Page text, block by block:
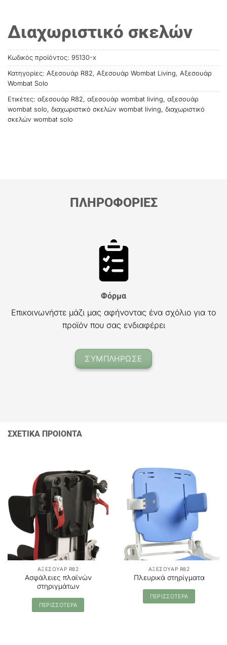
Διαχωριστικό σκελών
Κωδικός προϊόντος: 95130-x
Κατηγορίες: Αξεσουάρ R82, Αξεσουάρ Wombat Living, Αξεσουάρ
Wombat Solo
Ετικέτες: αξεσουάρ R82, αξεσουάρ wombat living, αξεσουάρ
wombat solo, διαχωριστικό σκελών wombat living, διαχωριστικό
σκελών wombat solo
ΠΛΗΡΟΦΟΡΙΕΣ
Φόρμα
Επικοινωνήστε μάζι μας αφήνοντας ένα σχόλιο για το
προϊόν που σας ενδιαφέρει
ΣΥΜΠΛΗΡΩΣΕ
ΣΧΕΤΙΚΑ ΠΡΟΙΟΝΤΑ
ΑΞΕΣΟΥΑΡ R82
Ασφάλειες πλαϊνών
στηριγμάτων
ΠΕΡΙΣΣΟΤΕΡΑ
ΑΞΕΣΟΥΑΡ R82
Πλευρικά στηρίγματα
ΠΕΡΙΣΣΟΤΕΡΑ